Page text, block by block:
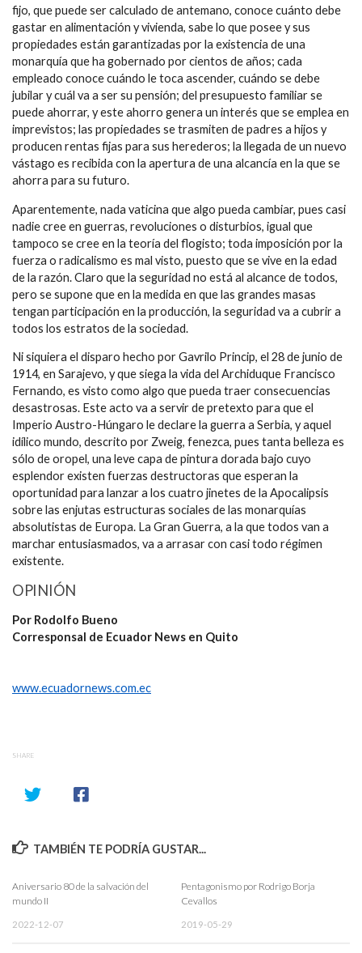
fijo, que puede ser calculado de antemano, conoce cuánto debe
gastar en alimentación y vivienda, sabe lo que posee y sus
propiedades están garantizadas por la existencia de una
monarquía que ha gobernado por cientos de años; cada
empleado conoce cuándo le toca ascender, cuándo se debe
jubilar y cuál va a ser su pensión; del presupuesto familiar se
puede ahorrar, y este ahorro genera un interés que se emplea en
imprevistos; las propiedades se trasmiten de padres a hijos y
producen rentas fijas para sus herederos; la llegada de un nuevo
vástago es recibida con la apertura de una alcancía en la que se
ahorra para su futuro.
Aparentemente, nada vaticina que algo pueda cambiar, pues casi
nadie cree en guerras, revoluciones o disturbios, igual que
tampoco se cree en la teoría del flogisto; toda imposición por la
fuerza o radicalismo es mal visto, puesto que se vive en la edad
de la razón. Claro que la seguridad no está al alcance de todos,
pero se supone que en la medida en que las grandes masas
tengan participación en la producción, la seguridad va a cubrir a
todos los estratos de la sociedad.
Ni siquiera el disparo hecho por Gavrilo Princip, el 28 de junio de
1914, en Sarajevo, y que siega la vida del Archiduque Francisco
Fernando, es visto como algo que pueda traer consecuencias
desastrosas. Este acto va a servir de pretexto para que el
Imperio Austro-Húngaro le declare la guerra a Serbia, y aquel
idílico mundo, descrito por Zweig, fenezca, pues tanta belleza es
sólo de oropel, una leve capa de pintura dorada bajo cuyo
esplendor existen fuerzas destructoras que esperan la
oportunidad para lanzar a los cuatro jinetes de la Apocalipsis
sobre las enjutas estructuras sociales de las monarquías
absolutistas de Europa. La Gran Guerra, a la que todos van a
marchar entusiasmados, va a arrasar con casi todo régimen
existente.
OPINIÓN
Por Rodolfo Bueno
Corresponsal de Ecuador News en Quito
www.ecuadornews.com.ec
SHARE
TAMBIÉN TE PODRÍA GUSTAR...
Aniversario 80 de la salvación del
mundo II
2022-12-07
Pentagonismo por Rodrigo Borja
Cevallos
2019-05-29